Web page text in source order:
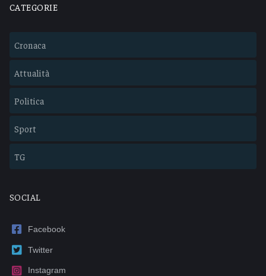
CATEGORIE
Cronaca
Attualità
Politica
Sport
TG
SOCIAL
Facebook
Twitter
Instagram